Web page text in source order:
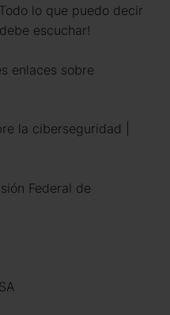
lo que puedo decir
escuchar!
enlaces sobre
la ciberseguridad |
Federal de